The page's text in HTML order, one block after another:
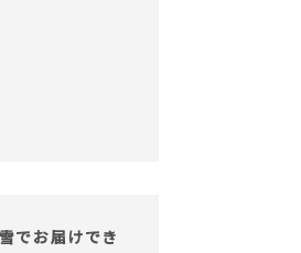
でお届けでき